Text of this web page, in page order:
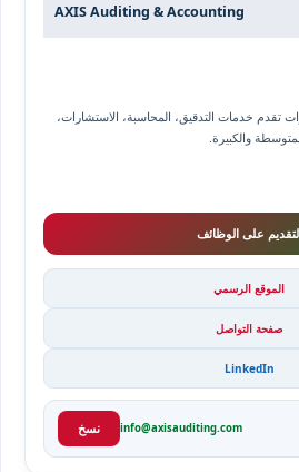
AXIS Auditing & Accounting
تقدم خدمات التدقيق، المحاسبة، الاستشارات،
والكبيرة.
على الوظائف
الموقع الرسمي
صفحة التواصل
LinkedIn
info@axisauditing.com نسخ